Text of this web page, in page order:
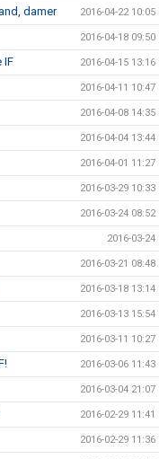
damer 2016-04-22 10:05
2016-04-18 09:50
IF 2016-04-15 13:16
2016-04-11 10:47
2016-04-08 14:35
2016-04-04 13:44
2016-04-01 11:27
2016-03-29 10:33
2016-03-24 08:52
2016-03-24
2016-03-21 08:48
2016-03-18 13:14
2016-03-13 15:54
2016-03-11 10:27
2016-03-06 11:43
2016-03-04 21:07
2016-02-29 11:41
2016-02-29 11:36